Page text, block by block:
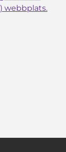
webbplats.